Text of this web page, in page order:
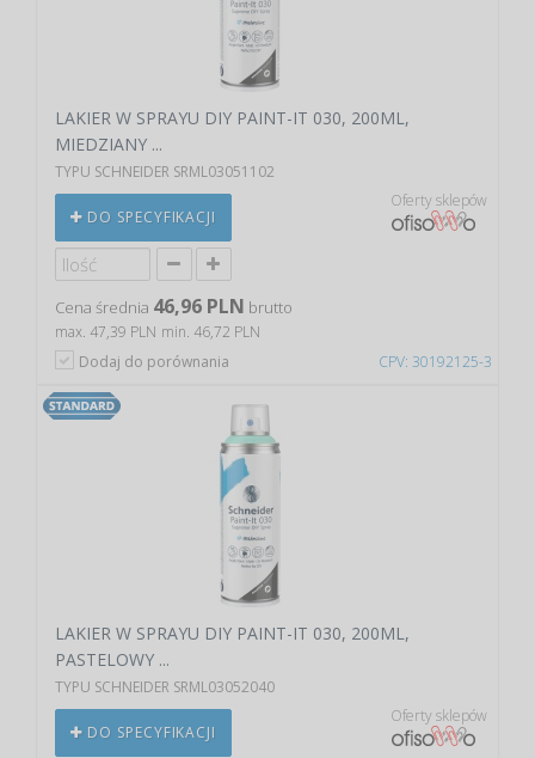
CPV: 30192125-3
LAKIER W SPRAYU DIY PAINT-IT 030, 200ML,
MIEDZIANY ...
TYPU SCHNEIDER SRML03051102
DO SPECYFIKACJI
Oferty sklepów
Cena średnia 46,96 PLN brutto
max. 47,39 PLN min. 46,72 PLN
Dodaj do porównania
LAKIER W SPRAYU DIY PAINT-IT 030, 200ML,
PASTELOWY ...
TYPU SCHNEIDER SRML03052040
DO SPECYFIKACJI
Oferty sklepów